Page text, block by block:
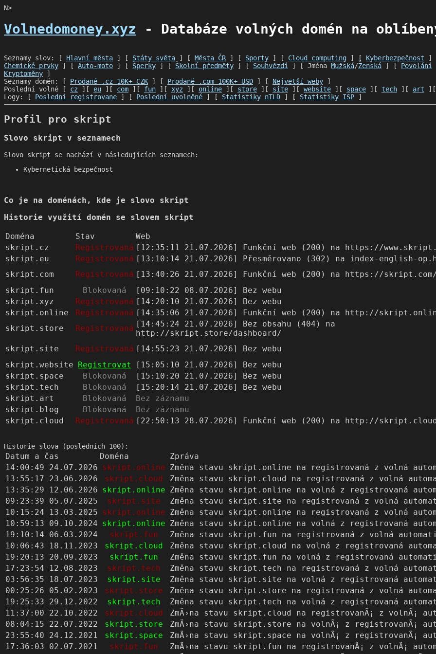
N>
Volnedomoney.xyz - Databáze volných domén na
Seznamy slov: [ Hlavní města ] [ Státy světa ] [ Města ČR ] [ Sporty ] [ Cloud computing ] [ Kyberbezpečnost ]
Chemické prvky ] [ Auto-moto ] [ Šperky ] [ Školní předměty ] [ Souhvězdí ] [ Jména Mužská/Ženská ] [ Povolání
Kryptoměny ]
Seznamy domén: [ Prodané .cz 10K+ CZK ] [ Prodané .com 100K+ USD ] [ Nejvetší weby ]
Poslední volné [ cz ][ eu ][ com ][ fun ][ xyz ][ online ][ store ][ site ][ website ][ space ][ tech ][ art
Logy: [ Poslední registrovane ] [ Poslední uvolněné ] [ Statistiky nTLD ] [ Statistiky ISP ]
Profil pro skript
Slovo skript v seznamech
Slovo skript se nachází v následujících seznamech:
Kybernetická bezpečnost
Co je na doménách, kde je slovo skript
Historie využití domén se slovem skript
Doména Stav
Web
skript.cz
Registrovaná [12:35:11 21.07.2026] Funkční web (200) na https://
skript.eu
Registrovaná [13:10:14 21.07.2026] Přesměrovano (302) na index-english-
skript.com
Registrovaná [13:40:26 21.07.2026] Funkční web (200) na https://
skript.fun
Blokovaná
[09:10:22 08.07.2026] Bez webu
skript.xyz
Registrovaná [14:20:10 21.07.2026] Bez webu
skript.online
Registrovaná [14:35:06 21.07.2026] Funkční web (200) na http://
skript.store
Registrovaná [14:45:24 21.07.2026] Bez obsahu (404) na
http://skript.store/dashboard/
skript.site
Registrovaná [14:55:23 21.07.2026] Bez webu
skript.website Registrovat
[15:05:10 21.07.2026] Bez webu
skript.space
Blokovaná
[15:10:20 21.07.2026] Bez webu
skript.tech
Blokovaná
[15:20:14 21.07.2026] Bez webu
skript.art
Blokovaná
Bez záznamu
skript.blog
Blokovaná
Bez záznamu
skript.cloud
Registrovaná [22:50:13 28.07.2026] Funkční web (200) na http://
Historie slova (posledních 100):
Datum a čas Doména
Zpráva
14:00:49 24.07.2026 skript.online Změna stavu skript.online na registrovaná z volná
13:55:17 23.06.2026
skript.cloud
Změna stavu skript.cloud na registrovaná z volná
13:35:29 12.06.2026 skript.online Změna stavu skript.online na volná z registrovaná
09:23:39 05.07.2025
skript.site
Změna stavu skript.site na registrovaná z volná
10:15:24 13.03.2025 skript.online Změna stavu skript.online na registrovaná z volná
10:59:13 09.10.2024 skript.online Změna stavu skript.online na volná z registrovaná
19:10:14 06.03.2024
skript.fun
Změna stavu skript.fun na registrovaná z volná
10:06:43 18.11.2023
skript.cloud
Změna stavu skript.cloud na volná z registrovaná
19:20:13 20.09.2023
skript.fun
Změna stavu skript.fun na volná z registrovaná
17:23:54 12.08.2023
skript.tech
Změna stavu skript.tech na registrovaná z volná
03:56:35 18.07.2023
skript.site
Změna stavu skript.site na volná z registrovaná
00:25:26 05.02.2023
skript.store
Změna stavu skript.store na registrovaná z volná
19:25:33 29.12.2022
skript.tech
Změna stavu skript.tech na volná z registrovaná
11:37:00 22.10.2022
skript.cloud
ZmÄ›na stavu skript.cloud na registrovanÃ¡ z volnÃ¡
08:04:15 22.07.2022
skript.store
ZmÄ›na stavu skript.store na volnÃ¡ z registrovanÃ¡
23:55:40 24.12.2021
skript.space
ZmÄ›na stavu skript.space na volnÃ¡ z registrovanÃ¡
17:36:03 02.07.2021
skript.fun
ZmÄ›na stavu skript.fun na registrovanÃ¡ z volnÃ¡